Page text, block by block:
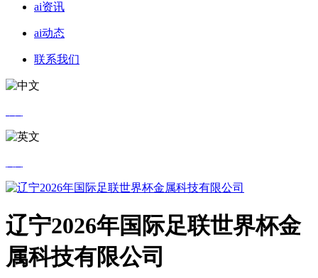
ai资讯
ai动态
联系我们
辽宁2026年国际足联世界杯金
属科技有限公司